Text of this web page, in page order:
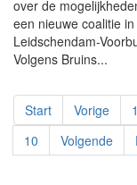
over de
een nieuwe coalitie in
Leidschendam-
Volgens Bruins...
Start Vorige 1
10
Volgende